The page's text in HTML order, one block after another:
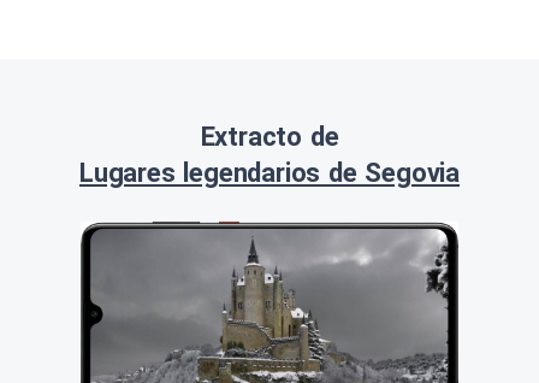
Extracto de
Lugares legendarios de Segovia